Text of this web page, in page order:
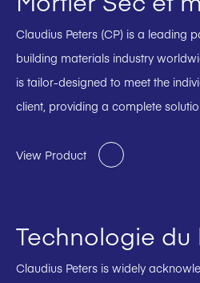
Claudius Peters (CP) is a leading
building materials industry
is tailor-designed to meet the
client, providing a complete
View Product
Technologie du
Claudius Peters is widely